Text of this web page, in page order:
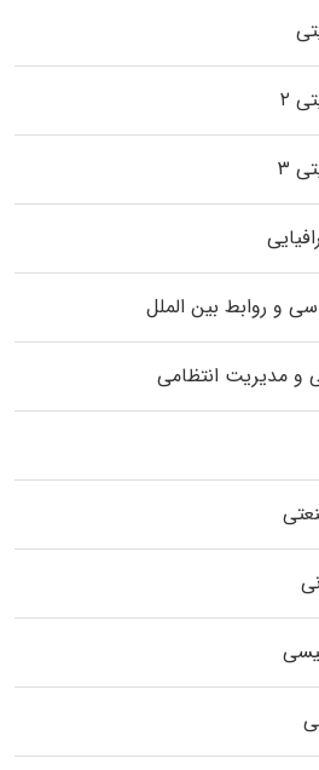
۲
۳
و روابط بین الملل
و مدیریت انتظامی